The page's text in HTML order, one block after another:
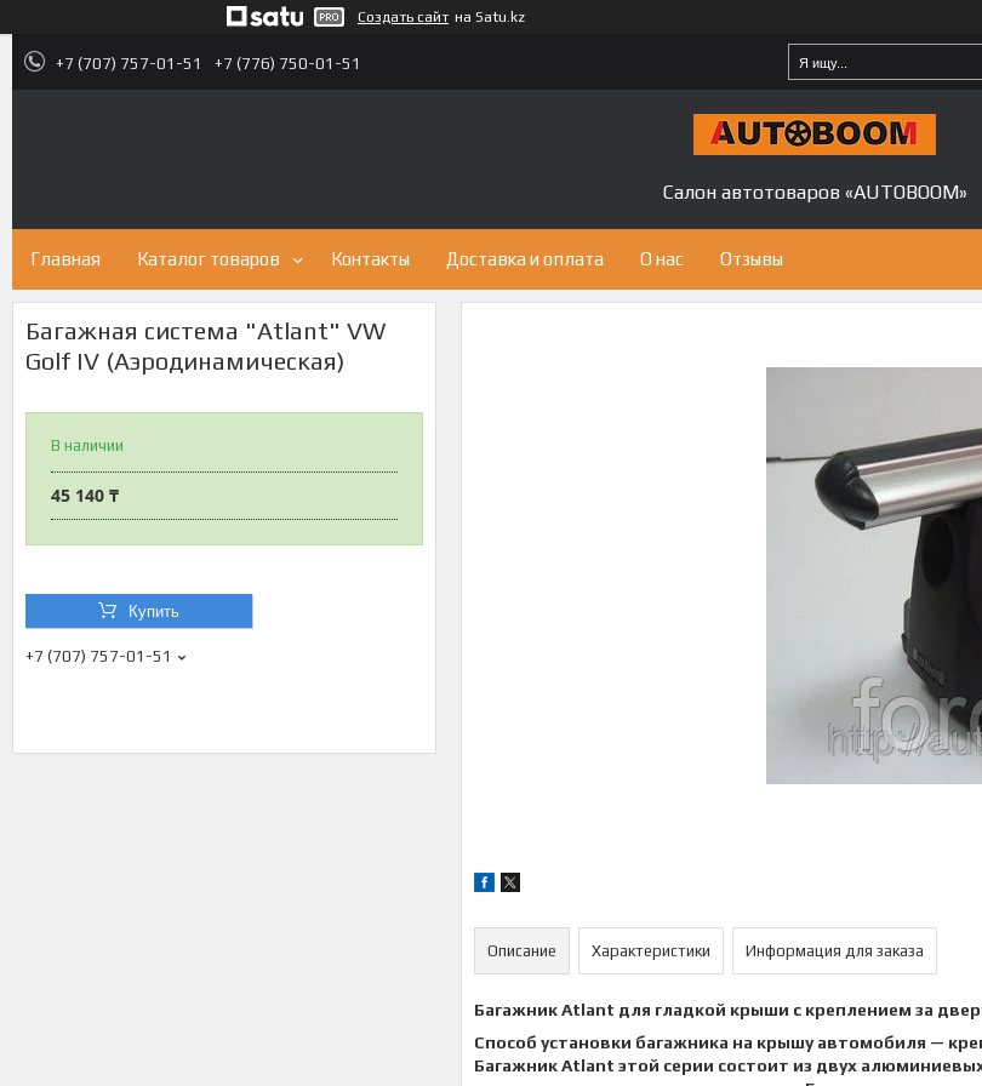
Создать сайт на Satu.kz
+7 (707) 757-01-51 +7 (776) 750-01-51
Салон автотоваров «AUTOBOOM»
Главная Каталог товаров Контакты Доставка и оплата О нас Отзывы
Багажная система "Atlant" VW
Golf IV (Аэродинамическая)
В наличии
45 140 ₸
Купить
+7 (707) 757-01-51
Описание Характеристики Информация для заказа
Багажник Atlant для гладкой крыши с креплением за
Способ установки багажника на крышу автомобиля —
Багажник Atlant этой серии состоит из двух